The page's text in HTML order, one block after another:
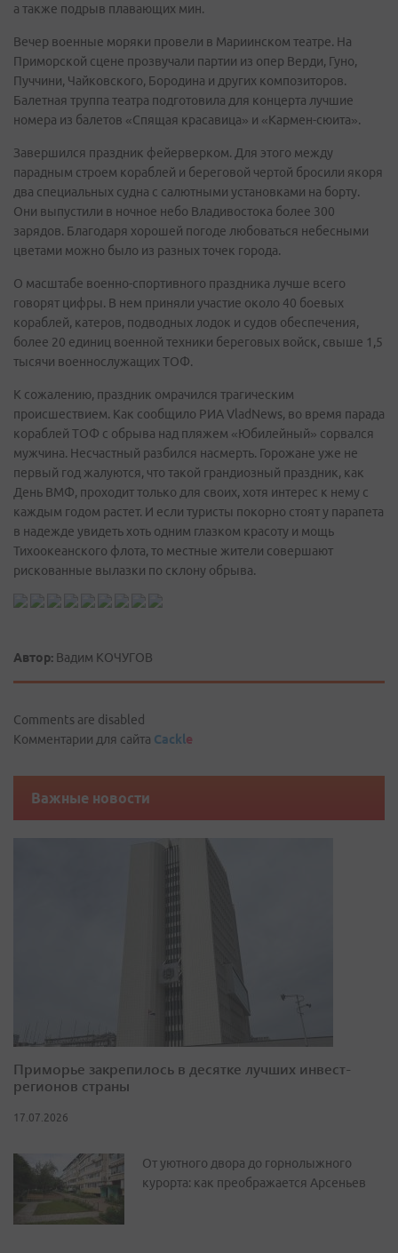
а также подрыв плавающих мин.
Вечер военные моряки провели в Мариинском театре. На
Приморской сцене прозвучали партии из опер Верди, Гуно,
Пуччини, Чайковского, Бородина и других композиторов.
Балетная труппа театра подготовила для концерта лучшие
номера из балетов «Спящая красавица» и «Кармен-сюита».
Завершился праздник фейерверком. Для этого между
парадным строем кораблей и береговой чертой бросили якоря
два специальных судна с салютными установками на борту.
Они выпустили в ночное небо Владивостока более 300
зарядов. Благодаря хорошей погоде любоваться небесными
цветами можно было из разных точек города.
О масштабе военно-спортивного праздника лучше всего
говорят цифры. В нем приняли участие около 40 боевых
кораблей, катеров, подводных лодок и судов обеспечения,
более 20 единиц военной техники береговых войск, свыше 1,5
тысячи военнослужащих ТОФ.
К сожалению, праздник омрачился трагическим
происшествием. Как сообщило РИА VladNews, во время парада
кораблей ТОФ с обрыва над пляжем «Юбилейный» сорвался
мужчина. Несчастный разбился насмерть. Горожане уже не
первый год жалуются, что такой грандиозный праздник, как
День ВМФ, проходит только для своих, хотя интерес к нему с
каждым годом растет. И если туристы покорно стоят у парапета
в надежде увидеть хоть одним глазком красоту и мощь
Тихоокеанского флота, то местные жители совершают
рискованные вылазки по склону обрыва.
Автор: Вадим КОЧУГОВ
Comments are disabled
Комментарии для сайта Cackle
Важные новости
Приморье закрепилось в десятке лучших инвест-
регионов страны
17.07.2026
От уютного двора до горнолыжного
курорта: как преображается Арсеньев